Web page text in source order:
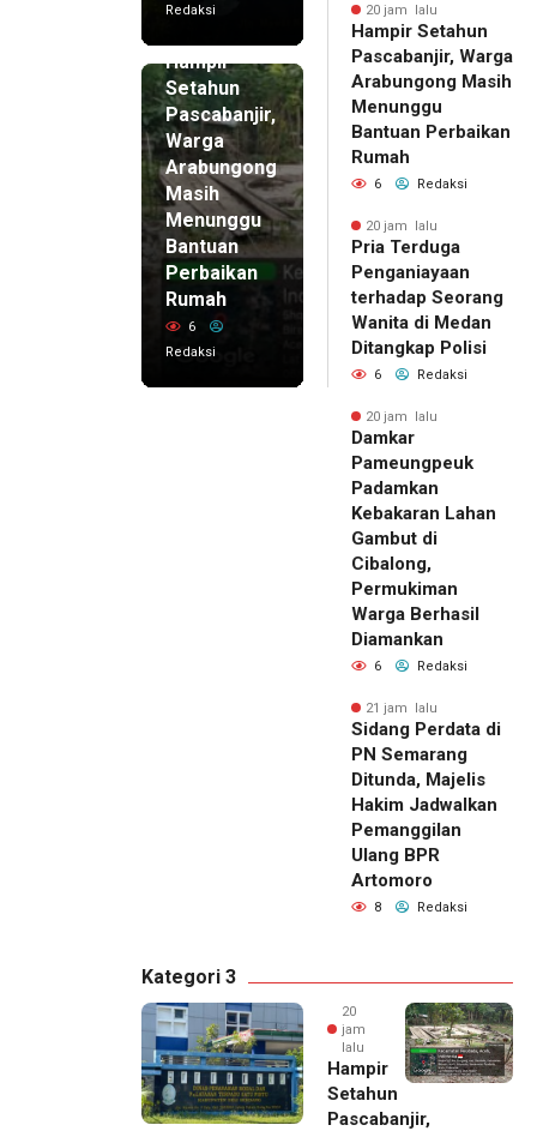
Redaksi
Hampir
Setahun
Pascabanjir,
Warga
Arabungong
Masih
Menunggu
Bantuan
Perbaikan
Rumah
6
Redaksi
20 jam lalu
Hampir Setahun
Pascabanjir, Warga
Arabungong Masih
Menunggu
Bantuan Perbaikan
Rumah
6 Redaksi
20 jam lalu
Pria Terduga
Penganiayaan
terhadap Seorang
Wanita di Medan
Ditangkap Polisi
6 Redaksi
20 jam lalu
Damkar
Pameungpeuk
Padamkan
Kebakaran Lahan
Gambut di
Cibalong,
Permukiman
Warga Berhasil
Diamankan
6 Redaksi
21 jam lalu
Sidang Perdata di
PN Semarang
Ditunda, Majelis
Hakim Jadwalkan
Pemanggilan
Ulang BPR
Artomoro
8 Redaksi
Kategori 3
20
jam
lalu
Hampir
Setahun
Pascabanjir,